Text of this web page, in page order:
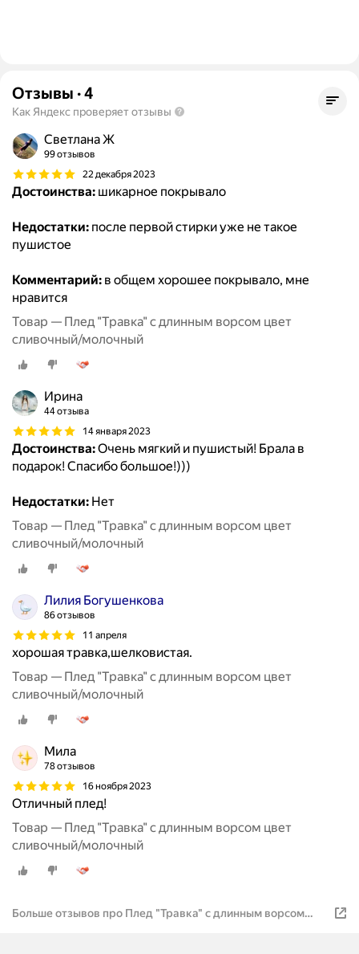
Отзывы ·4
Как Яндекс проверяет отзывы
Светлана Ж
99 отзывов
22 декабря 2023
Достоинства: шикарное покрывало
Недостатки: после первой стирки уже не такое
пушистое
Комментарий: в общем хорошее покрывало, мне
нравится
Товар — Плед "Травка" с длинным ворсом цвет
сливочный/молочный
Ирина
44 отзыва
14 января 2023
Достоинства:Очень мягкий и пушистый! Брала в
подарок! Спасибо большое!)))
Недостатки: Нет
Товар — Плед "Травка" с длинным ворсом цвет
сливочный/молочный
Лилия Богушенкова
86 отзывов
11 апреля
хорошая травка,шелковистая.
Товар — Плед "Травка" с длинным ворсом цвет
сливочный/молочный
Мила
78 отзывов
16 ноября 2023
Отличный плед!
Товар — Плед "Травка" с длинным ворсом цвет
сливочный/молочный
Больше отзывов про Плед "Травка" с длинным ворсом